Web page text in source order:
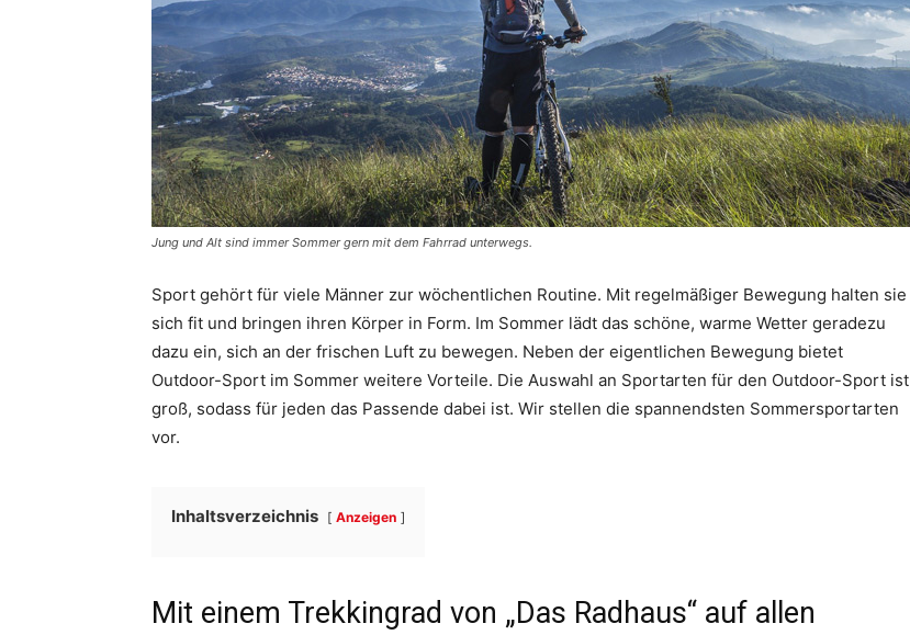
Jung und Alt sind immer Sommer gern mit dem Fahrrad unterwegs.
Sport gehört für viele Männer zur wöchentlichen Routine. Mit regelmäßiger Bewegung halten sie
sich fit und bringen ihren Körper in Form. Im Sommer lädt das schöne, warme Wetter geradezu
dazu ein, sich an der frischen Luft zu bewegen. Neben der eigentlichen Bewegung bietet
Outdoor-Sport im Sommer weitere Vorteile. Die Auswahl an Sportarten für den Outdoor-Sport ist
groß, sodass für jeden das Passende dabei ist. Wir stellen die spannendsten Sommersportarten
vor.
Inhaltsverzeichnis Anzeigen
Mit einem Trekkingrad von „Das Radhaus“ auf allen